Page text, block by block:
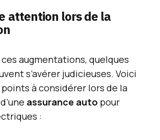
attention lors de la
augmentations, quelques
s’avérer judicieuses. Voici
à considérer lors de la
assurance auto pour
: